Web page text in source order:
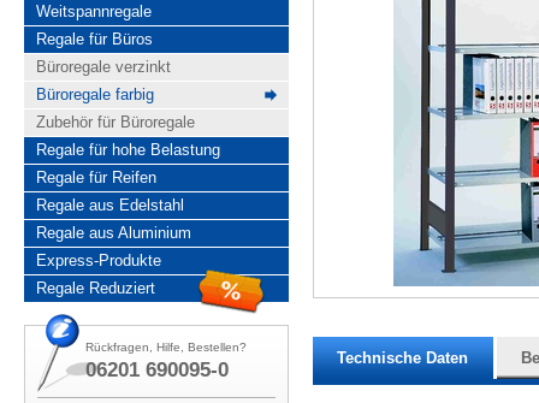
Weitspannregale
Regale für Büros
Büroregale verzinkt
Büroregale farbig
Zubehör für Büroregale
Regale für hohe Belastung
Regale für Reifen
Regale aus Edelstahl
Regale aus Aluminium
Express-Produkte
Regale Reduziert
Rückfragen, Hilfe, Bestellen?
06201 690095-0
Technische Daten